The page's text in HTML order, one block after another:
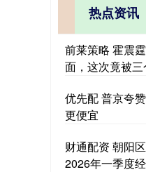
热点资讯
前莱策略 霍震
面，这次竟被
优先配 普京夸
更便宜
财通配资 朝阳
2026年一季度